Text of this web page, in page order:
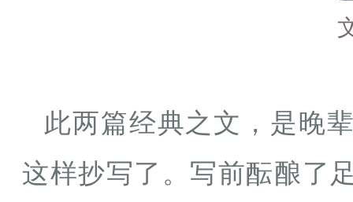
此两篇经典之文，是晚
这样抄写了。写前酝酿了